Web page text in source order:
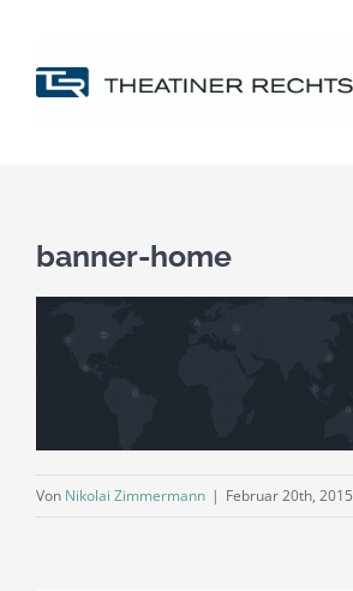
springen
banner-home
Von Nikolai Zimmermann | Februar 20th, 2015